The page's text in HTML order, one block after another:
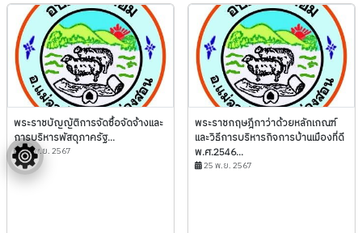
พระราชบัญญัติการจัดซื้อจัดจ้างและ
การบริหารพัสดุภาครัฐ...
25 พ.ย. 2567
พระราชกฤษฎีกาว่าด้วยหลักเกณฑ์
และวิธีการบริหารกิจการบ้านเมืองที่ดี
พ.ศ.2546...
25 พ.ย. 2567